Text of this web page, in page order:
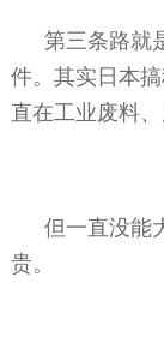
第三条路就
件。其实日本
直在工业废料
但一直没能
贵。